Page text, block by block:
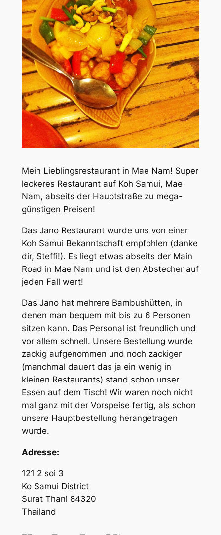
Mein Lieblingsrestaurant in Mae Nam! Super
leckeres Restaurant auf Koh Samui, Mae
Nam, abseits der Hauptstraße zu mega-
günstigen Preisen!
Das Jano Restaurant wurde uns von einer
Koh Samui Bekanntschaft empfohlen (danke
dir, Steffi!). Es liegt etwas abseits der Main
Road in Mae Nam und ist den Abstecher auf
jeden Fall wert!
Das Jano hat mehrere Bambushütten, in
denen man bequem mit bis zu 6 Personen
sitzen kann. Das Personal ist freundlich und
vor allem schnell. Unsere Bestellung wurde
zackig aufgenommen und noch zackiger
(manchmal dauert das ja ein wenig in
kleinen Restaurants) stand schon unser
Essen auf dem Tisch! Wir waren noch nicht
mal ganz mit der Vorspeise fertig, als schon
unsere Hauptbestellung herangetragen
wurde.
Adresse:
121 2 soi 3
Ko Samui District
Surat Thani 84320
Thailand